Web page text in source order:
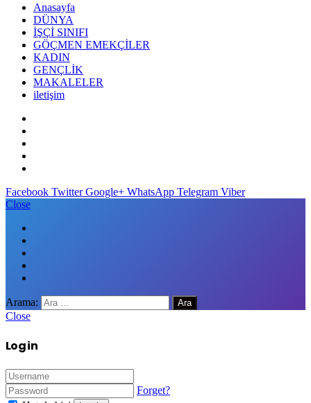
Anasayfa
DÜNYA
İŞÇİ SINIFI
GÖÇMEN EMEKÇİLER
KADIN
GENÇLİK
MAKALELER
iletişim
Facebook Twitter Google+ WhatsApp Telegram Viber
Close
Arama:
Close
Log in
Forget?